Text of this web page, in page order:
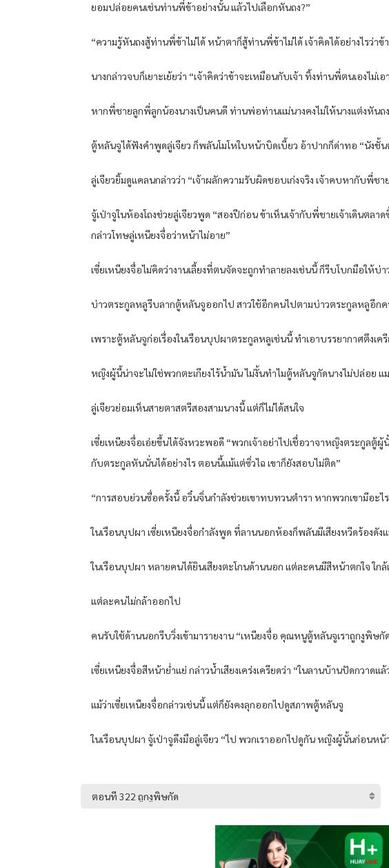
ยอมปล่อยคนเช่นท่านพี่ข้าอย่างนั้น แล้วไปเลือกหันถง?”
“ความรู้หันถงสู้ท่านพี่ข้าไม่ได้ หน้าตาก็สู้ท่านพี่ข้าไม่ได้ เจ้าคิดได้อย่างไรว่า
นางกล่าวจบก็เยาะเย้ยว่า “เจ้าคิดว่าข้าจะเหมือนกับเจ้า ทิ้งท่านพี่ตนเองไ
หากพี่ชายลูกพี่ลูกน้องนางเป็นคนดี ท่านพ่อท่านแม่นางคงไม่ให้นางแต่งหัน
ตู้หลันจูได้ฟังคำพูดลู่เจียว ก็พลันโมโหใบหน้าบิดเบี้ยว อ้าปากก็ด่าทอ “นังชั้น
ลู่เจียวยิ้มดูแคลนกล่าวว่า “เจ้าผลักความรับผิดชอบเก่งจริง เจ้าคบหากับพี่
จู้เป่าจูในห้องโถงช่วยลู่เจียวพูด “สองปีก่อน ข้าเห็นเจ้ากับพี่ชายเจ้าเดินตล
กล่าวโทษลู่เหนียงจื่อว่าหน้าไม่อาย”
เซี่ยเหนียงจื่อไม่คิดว่างานเลี้ยงที่ตนจัดจะถูกทำลายลงเช่นนี้ ก็รีบโบกมือให้บ่
บ่าวตระกูลหลูรีบลากตู้หลันจูออกไป สาวใช้อีกคนไปตามบ่าวตระกูลหลูอีกค
เพราะตู้หลันจูก่อเรื่องในเรือนบุปผาตระกูลหลูเช่นนี้ ทำเอาบรรยากาศตึงเ
หญิงผู้นี้น่าจะไม่ใช่พวกตะเกียงไร้น้ำมัน ไม่งั้นทำไมตู้หลันจูกัดนางไม่ปล่อย
ลู่เจียวย่อมเห็นสายตาสตรีสองสามนางนี้ แต่ก็ไม่ได้สนใจ
เซี่ยเหนียงจื่อเอ่ยขึ้นได้จังหวะพอดี “พวกเจ้าอย่าไปเชื่อวาจาหญิงตระกูลตู้
กับตระกูลหันนั่นได้อย่างไร ตอนนี้แม้แต่ซิ่วไฉ เขาก็ยังสอบไม่ติด”
“การสอบย่วนซื่อครั้งนี้ อวิ๋นจิ่นกำลังช่วยเขาทบทวนตำรา หากพวกเขามีอะ
ในเรือนบุปผา เซี่ยเหนียงจื่อกำลังพูด ที่ลานนอกห้องก็พลันมีเสียงหวีดร้องดัง
ในเรือนบุปผา หลายคนได้ยินเสียงตะโกนด้านนอก แต่ละคนมีสีหน้าตกใจ ใกล้
แต่ละคนไม่กล้าออกไป
คนรับใช้ด้านนอกรีบวิ่งเข้ามารายงาน “เหนียงจื่อ คุณหนูตู้หลันจูเราถูกงูพิษกั
เซี่ยเหนียงจื่อสีหน้าย่ำแย่ กล่าวน้ำเสียงเคร่งเครียดว่า “ในลานบ้านปัดกวาดแ
แม้ว่าเซี่ยเหนียงจื่อกล่าวเช่นนี้ แต่ก็ยังคงลุกออกไปดูสภาพตู้หลันจู
ในเรือนบุปผา จู้เป่าจูดึงมือลู่เจียว “ไป พวกเราออกไปดูกัน หญิงผู้นั้นก่อนห